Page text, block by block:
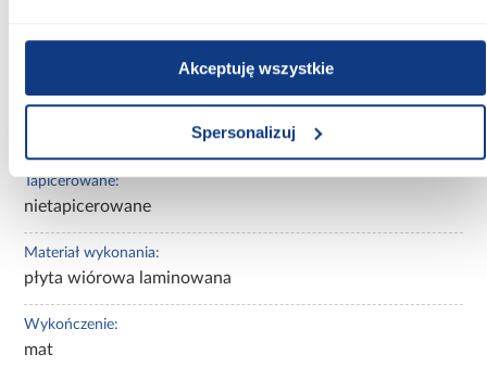
Akceptuję wszystkie
Spersonalizuj
Materac w komplecie:
Stelaż w komplecie:
Tapicerowane:
nietapicerowane
Materiał wykonania:
płyta wiórowa laminowana
Wykończenie:
mat